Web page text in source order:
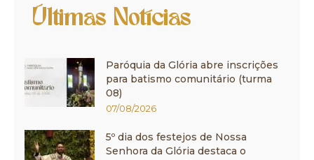
Últimas Notícias
Paróquia da Glória abre inscrições
para batismo comunitário (turma
08)
07/08/2026
5º dia dos festejos de Nossa
Senhora da Glória destaca o